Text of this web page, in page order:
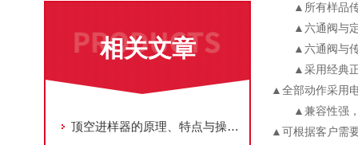
相关文章
顶空进样器的原理、特点与操作步骤
▲所有样品
▲六通阀与
▲六通阀与
▲采用经典
▲全部动作采用
▲兼容性强
▲可根据客户需